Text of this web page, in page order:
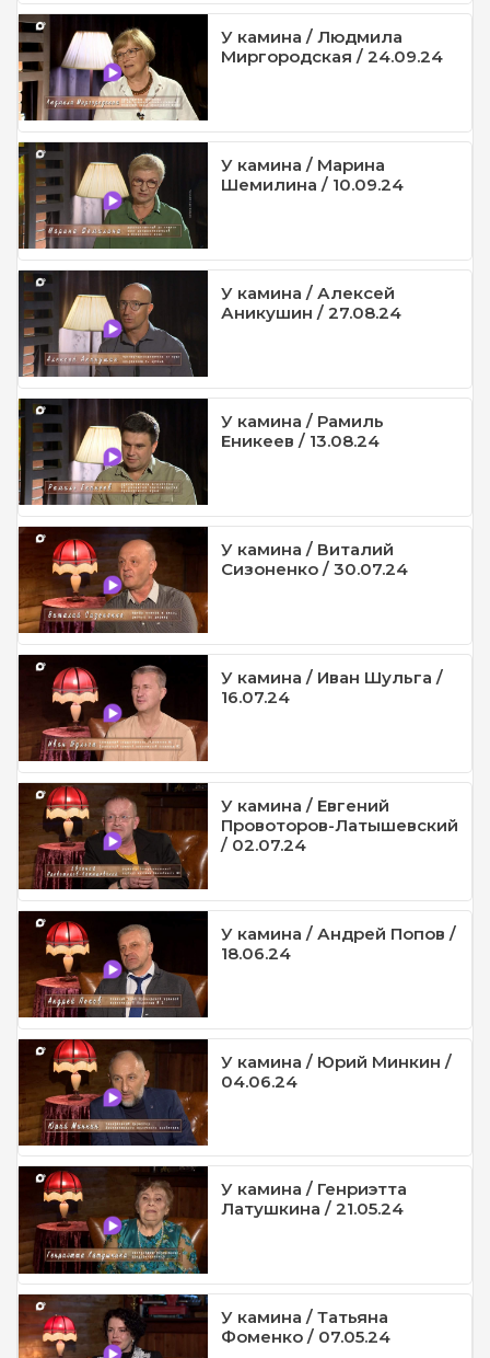
У камина / Людмила
Миргородская / 24.09.24
У камина / Марина
Шемилина / 10.09.24
У камина / Алексей
Аникушин / 27.08.24
У камина / Рамиль
Еникеев / 13.08.24
У камина / Виталий
Сизоненко / 30.07.24
У камина / Иван Шульга /
16.07.24
У камина / Евгений
Провоторов-Латышевский
/ 02.07.24
У камина / Андрей Попов /
18.06.24
У камина / Юрий Минкин /
04.06.24
У камина / Генриэтта
Латушкина / 21.05.24
У камина / Татьяна
Фоменко / 07.05.24